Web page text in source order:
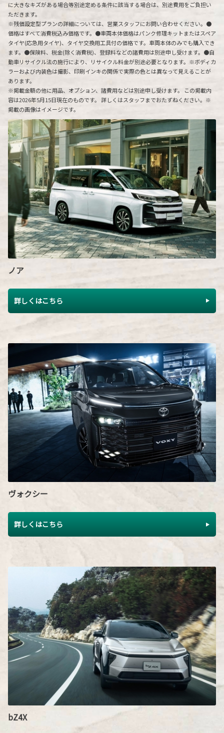
に大きなキズがある場合等別途定める条件に該当する場合は、別途費用をご負担い
ただきます。
※残価設定型プランの詳細については、営業スタッフにお問い合わせください。●
価格はすべて消費税込み価格です。●車両本体価格はパンク修理キットまたはスペア
タイヤ(応急用タイヤ)、タイヤ交換用工具付の価格です。車両本体のみでも購入でき
ます。●保険料、税金(除く消費税)、登録料などの諸費用は別途申し受けます。●自
動車リサイクル法の施行により、リサイクル料金が別途必要となります。※ボディカ
ラーおよび内装色は撮影、印刷インキの関係で実際の色とは異なって見えることが
あります。
※掲載金額の他に用品、オプション、諸費用などは別途申し受けます。 この掲載内
容は2026年5月15日現在のものです。 詳しくはスタッフまでおたずねください。※
掲載の画像はイメージです。
ノア
詳しくはこちら
ヴォクシー
詳しくはこちら
bZ4X